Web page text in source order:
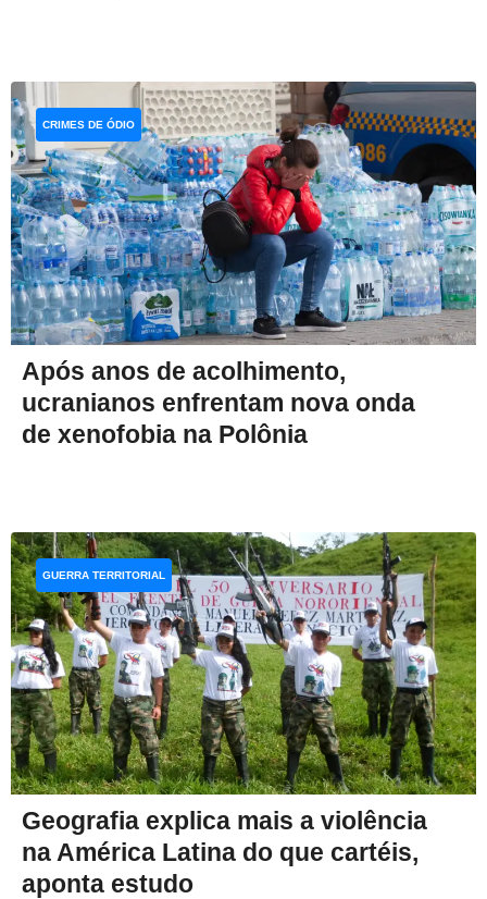
Após anos de acolhimento,
ucranianos enfrentam nova onda
de xenofobia na Polônia
CRIMES DE ÓDIO
Geografia explica mais a violência
na América Latina do que cartéis,
aponta estudo
GUERRA TERRITORIAL